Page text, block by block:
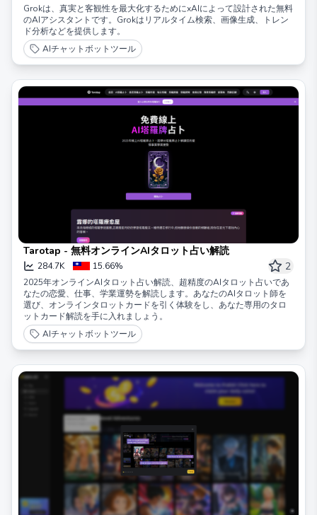
Grokは、真実と客観性を最大化するためにxAIによって設計された無料
のAIアシスタントです。Grokはリアルタイム検索、画像生成、トレン
ド分析などを提供します。
AIチャットボットツール
Tarotap - 無料オンラインAIタロット占い解読
284.7K 15.66% 2
2025年オンラインAIタロット占い解読、超精度のAIタロット占いであ
なたの恋愛、仕事、学業運勢を解読します。あなたのAIタロット師を
選び、オンラインタロットカードを引く体験をし、あなた専用のタロ
ットカード解読を手に入れましょう。
AIチャットボットツール